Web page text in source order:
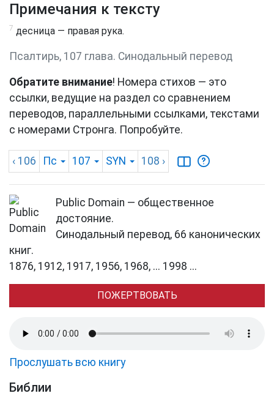
Примечания к тексту
7 десница — правая рука.
Псалтирь, 107 глава. Синодальный перевод
Обратите внимание! Номера стихов — это
ссылки, ведущие на раздел со сравнением
переводов, параллельными ссылками, текстами
с номерами Стронга. Попробуйте.
‹ 106 Пс 107 SYN 108 ›
Public Domain — общественное
достояние.
Синодальный перевод, 66 канонических
книг.
1876, 1912, 1917, 1956, 1968, ... 1998 ...
ПОЖЕРТВОВАТЬ
Прослушать всю книгу
Библии